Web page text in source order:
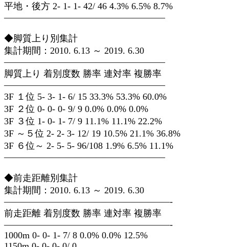
平地・後方 2- 1- 1- 42/ 46 4.3% 6.5% 8.7%
—————————————————–
◆脚質上り別集計
集計期間：2010. 6.13 ～ 2019. 6.30
—————————————————–
脚質上り 着別度数 勝率 連対率 複勝率
—————————————————–
3F １位 5- 3- 1- 6/ 15 33.3% 53.3% 60.0%
3F ２位 0- 0- 0- 9/ 9 0.0% 0.0% 0.0%
3F ３位 1- 0- 1- 7/ 9 11.1% 11.1% 22.2%
3F ～５位 2- 2- 3- 12/ 19 10.5% 21.1% 36.8%
3F ６位～ 2- 5- 5- 96/108 1.9% 6.5% 11.1%
—————————————————–
◆前走距離別集計
集計期間：2010. 6.13 ～ 2019. 6.30
——————————————————-
前走距離 着別度数 勝率 連対率 複勝率
——————————————————-
1000m 0- 0- 1- 7/ 8 0.0% 0.0% 12.5%